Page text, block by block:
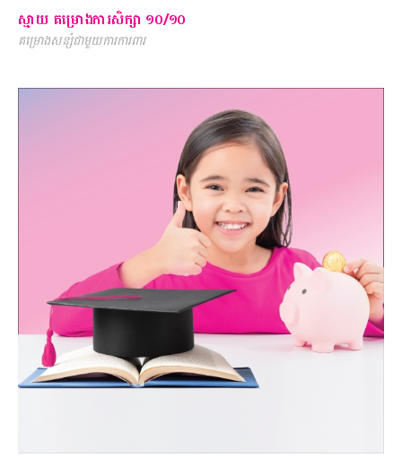
ស្មាយ គម្រោងការសិក្សា ១០/១០
គម្រោងសន្សំជាមួយការការពារ